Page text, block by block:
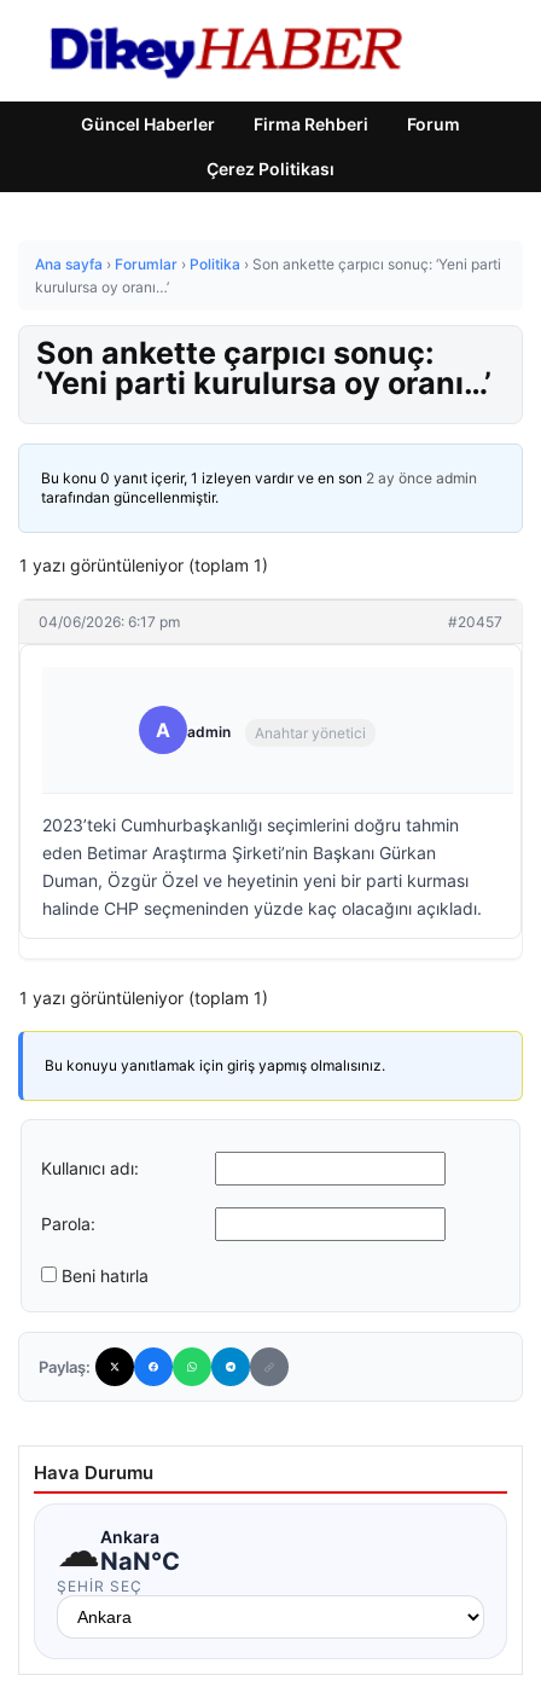
Güncel Haberler Firma Rehberi Forum
Çerez Politikası
Ana sayfa › Forumlar › Politika › Son ankette çarpıcı sonuç: ‘Yeni parti
kurulursa oy oranı…’
Son ankette çarpıcı sonuç:
‘Yeni parti kurulursa oy oranı…’
Bu konu 0 yanıt içerir, 1 izleyen vardır ve en son 2 ay önce admin
tarafından güncellenmiştir.
1 yazı görüntüleniyor (toplam 1)
04/06/2026: 6:17 pm #20457
A admin Anahtar yönetici
2023’teki Cumhurbaşkanlığı seçimlerini doğru tahmin
eden Betimar Araştırma Şirketi’nin Başkanı Gürkan
Duman, Özgür Özel ve heyetinin yeni bir parti kurması
halinde CHP seçmeninden yüzde kaç olacağını açıkladı.
1 yazı görüntüleniyor (toplam 1)
Bu konuyu yanıtlamak için giriş yapmış olmalısınız.
Kullanıcı adı:
Parola:
Beni hatırla
Paylaş:
Hava Durumu
☁Ankara
NaN°C
ŞEHIR SEÇ